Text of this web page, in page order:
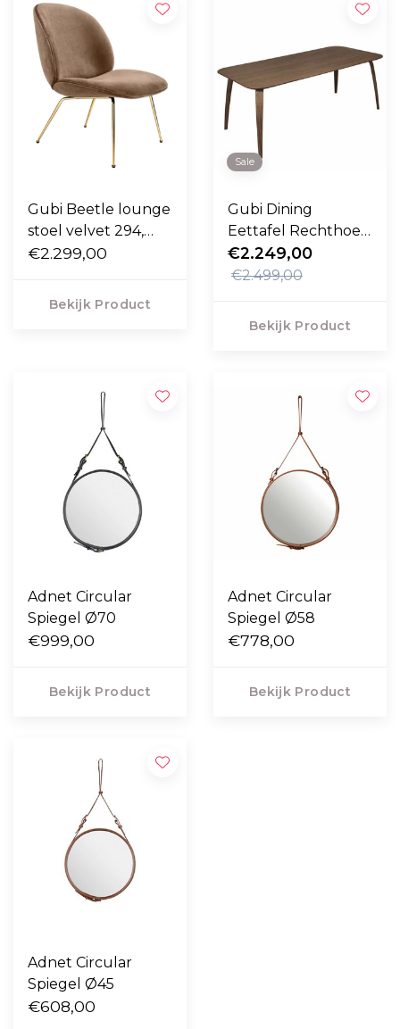
Gubi Beetle lounge
stoel velvet 294,
voet messing
€2.299,00
Bekijk Product
Sale
Gubi Dining
Eettafel Rechthoek
walnoot
€2.249,00
€2.499,00
Bekijk Product
Adnet Circular
Spiegel Ø70
€999,00
Bekijk Product
Adnet Circular
Spiegel Ø58
€778,00
Bekijk Product
Adnet Circular
Spiegel Ø45
€608,00